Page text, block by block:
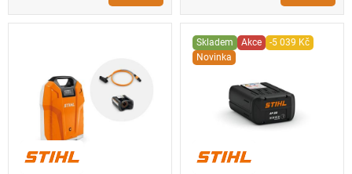
Skladem Akce
-5 039 Kč
Novinka